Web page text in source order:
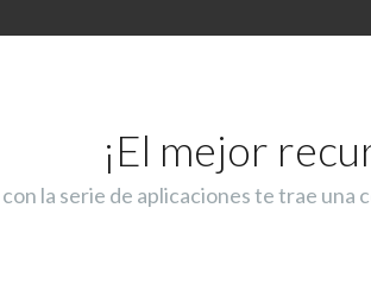
¡El mejor
con la serie de aplicaciones te trae